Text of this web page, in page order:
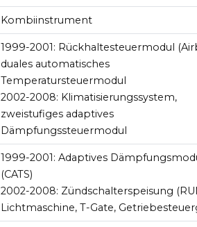
Kombiinstrument
1999-2001: Rückhaltesteuermodul
duales automatisches
Temperatursteuermodul
2002-2008: Klimatisierungssystem,
zweistufiges adaptives
Dämpfungssteuermodul
1999-2001: Adaptives
(CATS)
2002-2008: Zündschalterspeisung
Lichtmaschine, T-Gate,